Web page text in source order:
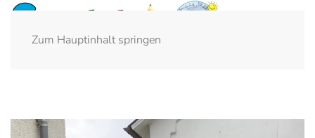
Zum Hauptinhalt springen